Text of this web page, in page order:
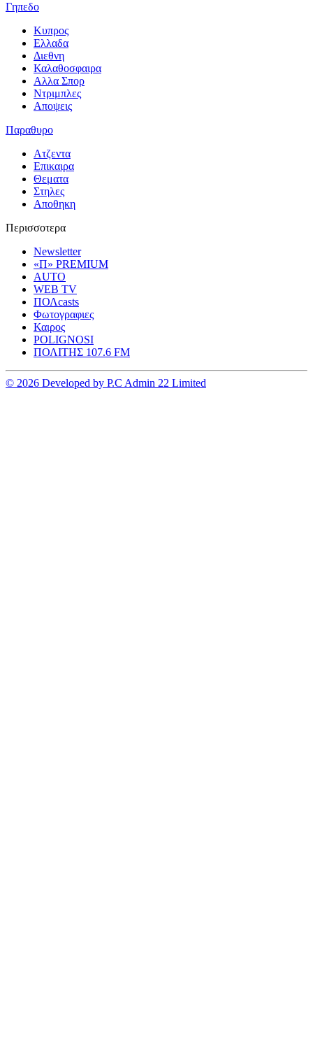
Γηπεδο
Κυπρος
Ελλαδα
Διεθνη
Καλαθοσφαιρα
Αλλα Σπορ
Ντριμπλες
Αποψεις
Παραθυρο
Ατζεντα
Επικαιρα
Θεματα
Στηλες
Αποθηκη
Περισσοτερα
Newsletter
«Π» PREMIUM
AUTO
WEB TV
ΠΟΛcasts
Φωτογραφιες
Καιρος
POLIGNOSI
ΠΟΛΙΤΗΣ 107.6 FM
© 2026 Developed by P.C Admin 22 Limited